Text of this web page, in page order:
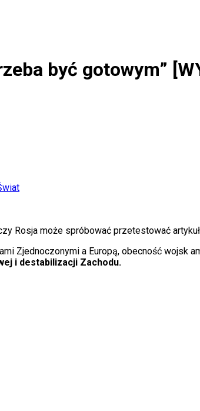
być gotowym”
Rosja może spróbować przetestować artykuł
Zjednoczonymi a Europą, obecność wojsk
i destabilizacji Zachodu.